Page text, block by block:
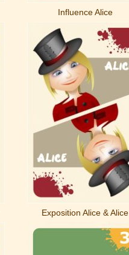
Influence Alice
Exposition Alice & Alice